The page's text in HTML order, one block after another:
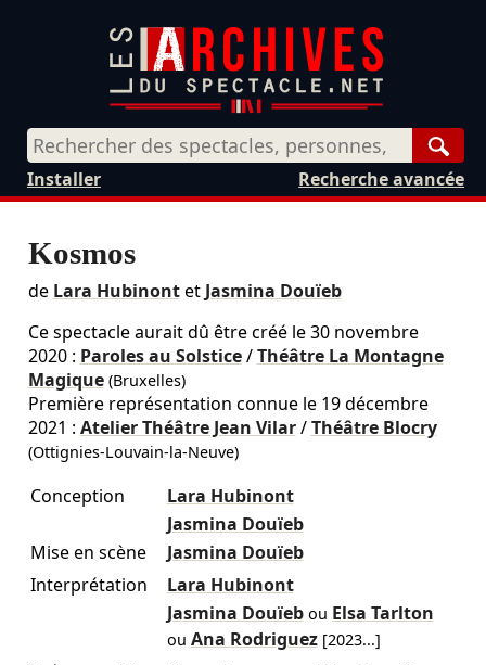
Recherche avancée
Installer
Kosmos
de Lara Hubinontet Jasmina Douïeb
Ce spectacle aurait dû être créé le30 novembre
2020: Paroles au Solstice/Théâtre La Montagne
Magique(Bruxelles)
Première représentation connue le 19 décembre
2021 : Atelier Théâtre Jean Vilar/Théâtre Blocry
(Ottignies-Louvain-la-Neuve)
Conception
Lara Hubinont
Jasmina Douïeb
Mise en scène
Jasmina Douïeb
Interprétation
Lara Hubinont
Jasmina Douïeb ou Elsa Tarlton
ou Ana Rodriguez [2023...]